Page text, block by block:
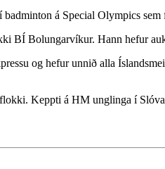
á Special Olympics
BÍ Bolungarvíkur. Hann hefur
og hefur unnið alla
Keppti á HM unglinga í